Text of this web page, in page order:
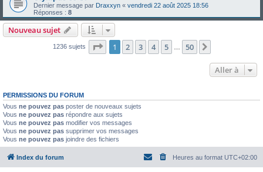
Dernier message par Draxxyn « vendredi 22 août 2025 18:56
Réponses : 8
Nouveau sujet
1236 sujets Page 1sur50
1 2 3 4 5 … 50
Aller à
PERMISSIONS DU FORUM
Vous ne pouvez pas poster de nouveaux sujets
Vous ne pouvez pas répondre aux sujets
Vous ne pouvez pas modifier vos messages
Vous ne pouvez pas supprimer vos messages
Vous ne pouvez pas joindre des fichiers
Index du forum Heures au format UTC+02:00